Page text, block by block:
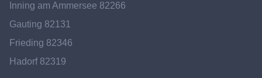
Inning am Ammersee 82266
Gauting 82131
Frieding 82346
Hadorf 82319